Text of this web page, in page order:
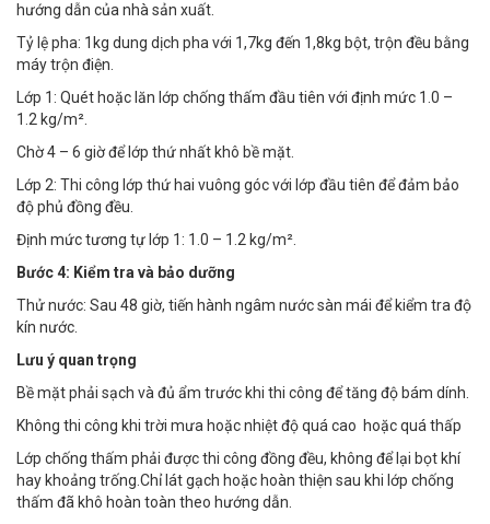
hướng dẫn của nhà sản xuất.
Tỷ lệ pha: 1kg dung dịch pha với 1,7kg đến 1,8kg bột, trộn đều bằng
máy trộn điện.
Lớp 1: Quét hoặc lăn lớp chống thấm đầu tiên với định mức 1.0 –
1.2 kg/m².
Chờ 4 – 6 giờ để lớp thứ nhất khô bề mặt.
Lớp 2: Thi công lớp thứ hai vuông góc với lớp đầu tiên để đảm bảo
độ phủ đồng đều.
Định mức tương tự lớp 1: 1.0 – 1.2 kg/m².
Bước 4: Kiểm tra và bảo dưỡng
Thử nước: Sau 48 giờ, tiến hành ngâm nước sàn mái để kiểm tra độ
kín nước.
Lưu ý quan trọng
Bề mặt phải sạch và đủ ẩm trước khi thi công để tăng độ bám dính.
Không thi công khi trời mưa hoặc nhiệt độ quá cao hoặc quá thấp
Lớp chống thấm phải được thi công đồng đều, không để lại bọt khí
hay khoảng trống.Chỉ lát gạch hoặc hoàn thiện sau khi lớp chống
thấm đã khô hoàn toàn theo hướng dẫn.